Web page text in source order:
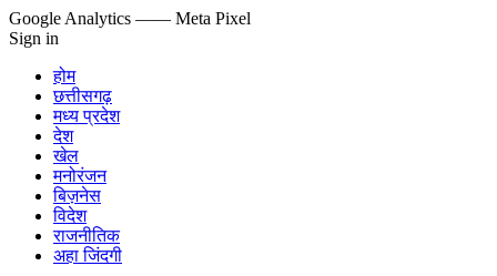
Google Analytics —— Meta Pixel
Sign in
होम
छत्तीसगढ़
मध्य प्रदेश
देश
खेल
मनोरंजन
बिज़नेस
विदेश
राजनीतिक
अहा जिंदगी